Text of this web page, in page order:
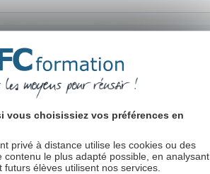
vous choisissiez vos préférences en
privé à distance utilise les cookies ou des
le plus adapté possible, en analysant
élèves utilisent nos services.